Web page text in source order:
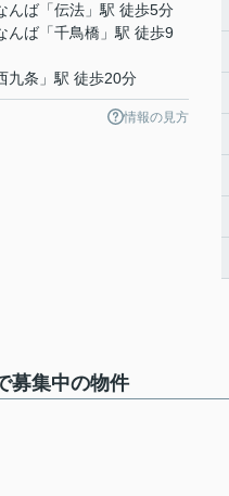
んば 「伝法 」駅 徒歩5分
んば 「千鳥橋 」駅 徒歩9
九条 」駅 徒歩20分
情報の見方
募集中の物件